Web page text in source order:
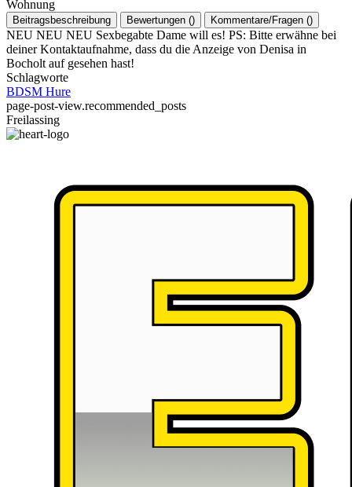
Wohnung
Beitragsbeschreibung Bewertungen () Kommentare/Fragen ()
NEU NEU NEU Sexbegabte Dame will es! PS: Bitte erwähne bei
deiner Kontaktaufnahme, dass du die Anzeige von Denisa in
Bocholt auf gesehen hast!
Schlagworte
BDSM Hure
page-post-view.recommended_posts
Freilassing